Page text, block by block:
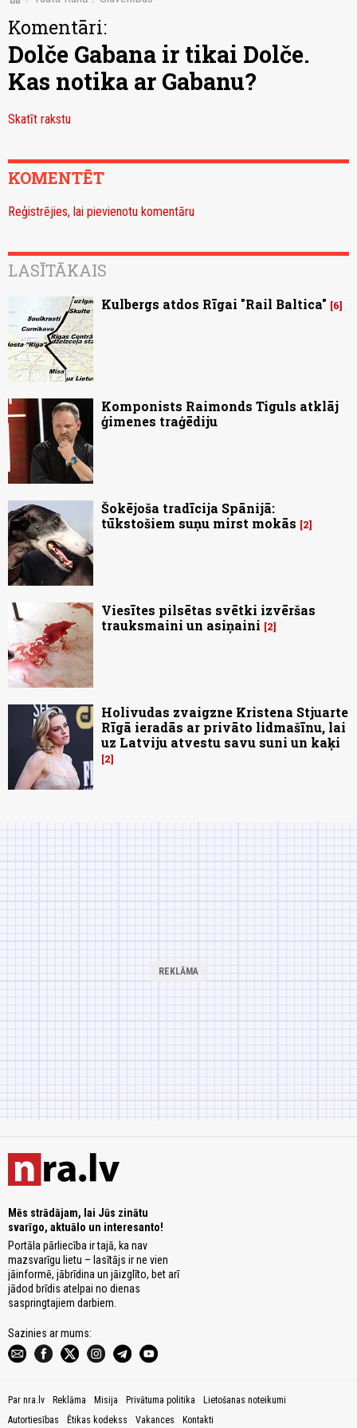
Komentāri:
Dolče Gabana ir tikai Dolče.
Kas notika ar Gabanu?
Skatīt rakstu
KOMENTĒT
Reģistrējies, lai pievienotu komentāru
LASĪTĀKAIS
Kulbergs atdos Rīgai "Rail Baltica" 6
Komponists Raimonds Tiguls atklāj
ģimenes traģēdiju
Šokējoša tradīcija Spānijā:
tūkstošiem suņu mirst mokās
2
Viesītes pilsētas svētki izvēršas
trauksmaini un asiņaini
2
Holivudas zvaigzne Kristena Stjuarte
Rīgā ieradās ar privāto lidmašīnu, lai
uz Latviju atvestu savu suni un kaķi
2
Mēs strādājam, lai Jūs zinātu
svarīgo, aktuālo un interesanto!
Portāla pārliecība ir tajā, ka nav
mazsvarīgu lietu – lasītājs ir ne vien
jāinformē, jābrīdina un jāizglīto, bet arī
jādod brīdis atelpai no dienas
saspringtajiem darbiem.
Sazinies ar mums:
Par nra.lv Reklāma Misija Privātuma politika
Lietošanas noteikumi
Autortiesības
Ētikas kodekss Vakances Kontakti